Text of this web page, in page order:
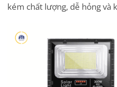
kém chất lượng, dễ hỏng và